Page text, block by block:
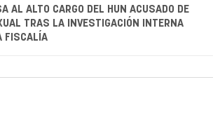
AL ALTO CARGO DEL HUN ACUSADO DE
TRAS LA INVESTIGACIÓN INTERNA
FISCALÍA